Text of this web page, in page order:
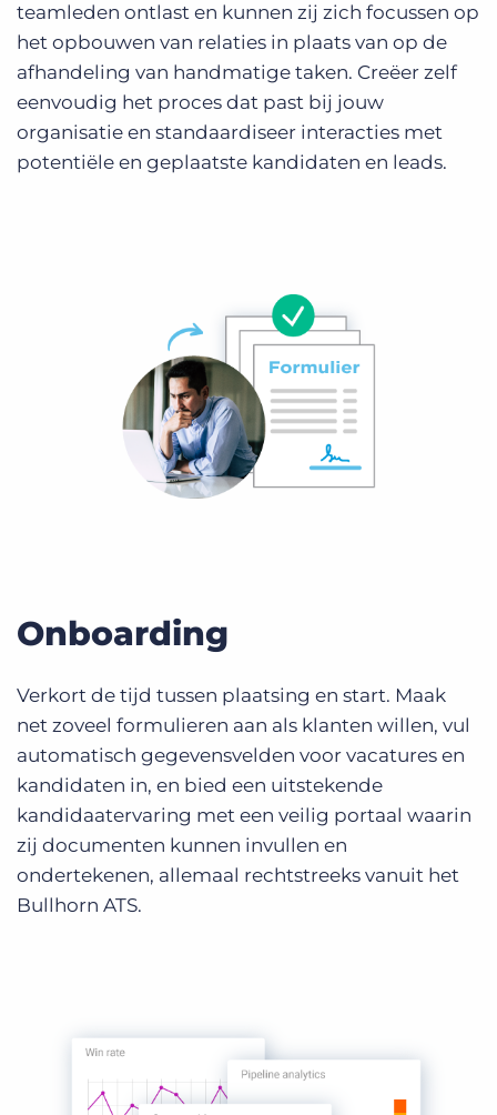
teamleden ontlast en kunnen zij zich focussen op
het opbouwen van relaties in plaats van op de
afhandeling van handmatige taken. Creëer zelf
eenvoudig het proces dat past bij jouw
organisatie en standaardiseer interacties met
potentiële en geplaatste kandidaten en leads.
Onboarding
Verkort de tijd tussen plaatsing en start. Maak
net zoveel formulieren aan als klanten willen, vul
automatisch gegevensvelden voor vacatures en
kandidaten in, en bied een uitstekende
kandidaatervaring met een veilig portaal waarin
zij documenten kunnen invullen en
ondertekenen, allemaal rechtstreeks vanuit het
Bullhorn ATS.